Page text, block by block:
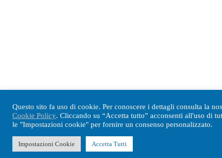
Questo sito fa uso di cookie. Per conoscere i dettagli consulta la
Cookie Policy. Cliccando su “Accetta tutto” acconsenti all'uso di
le "Impostazioni cookie" per fornire un consenso personalizzato.
Impostazioni Cookie Accetta Tutti